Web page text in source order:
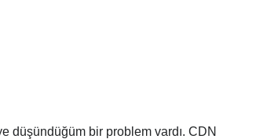
düşündüğüm bir problem vardı. CDN